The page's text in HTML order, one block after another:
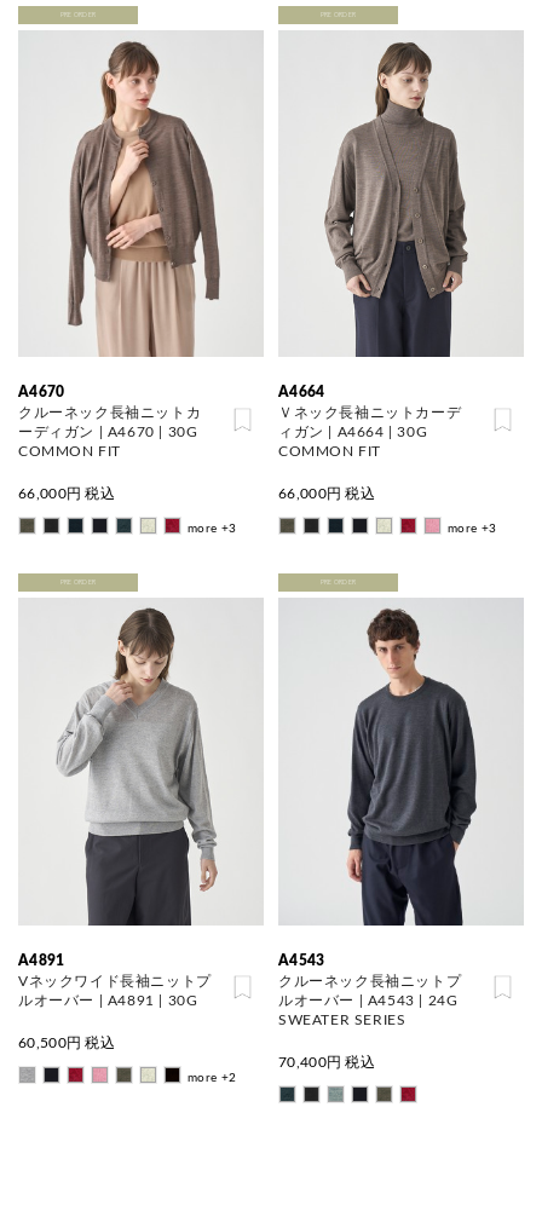
PRE ORDER
A4670
クルーネック長袖ニットカ
ーディガン | A4670 | 30G
COMMON FIT
66,000円 税込
more +3
PRE ORDER
A4664
Ｖネック長袖ニットカーデ
ィガン | A4664 | 30G
COMMON FIT
66,000円 税込
more +3
PRE ORDER
A4891
Vネックワイド長袖ニットプ
ルオーバー | A4891 | 30G
60,500円 税込
more +2
PRE ORDER
A4543
クルーネック長袖ニットプ
ルオーバー | A4543 | 24G
SWEATER SERIES
70,400円 税込